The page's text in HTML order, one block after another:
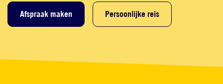
Afspraak maken Persoonlijke reis